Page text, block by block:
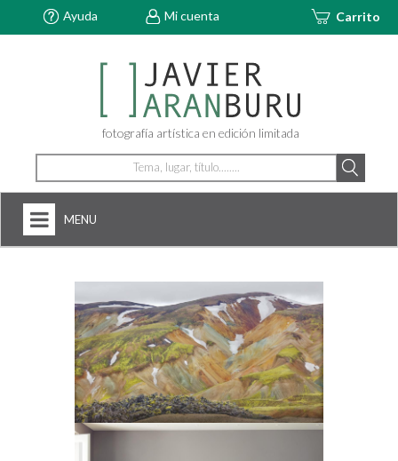
Carrito
Mi cuenta
Ayuda
fotografía artística en edición limitada
MENU
FOTOGRAFÍAS